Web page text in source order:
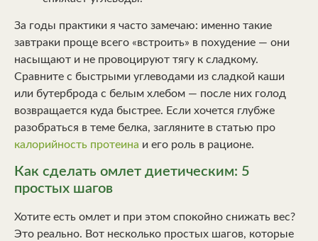
За годы практики я часто замечаю: именно такие
завтраки проще всего «встроить» в похудение — они
насыщают и не провоцируют тягу к сладкому.
Сравните с быстрыми углеводами из сладкой каши
или бутерброда с белым хлебом — после них голод
возвращается куда быстрее. Если хочется глубже
разобраться в теме белка, загляните в статью про
калорийность протеина и его роль в рационе.
Как сделать омлет диетическим: 5
простых шагов
Хотите есть омлет и при этом спокойно снижать вес?
Это реально. Вот несколько простых шагов, которые